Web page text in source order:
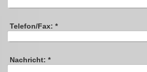
Telefon/Fax: *
Nachricht: *